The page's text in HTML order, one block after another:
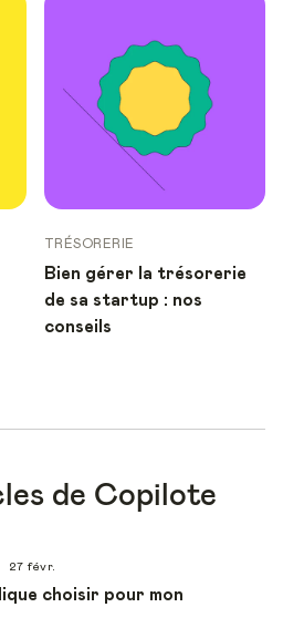
TRÉSORERIE
Bien gérer la trésorerie
de sa startup : nos
conseils
de Copilote
27 févr.
choisir pour mon